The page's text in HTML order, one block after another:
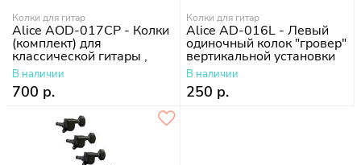
Колки для гитар
Alice AOD-017CP - Колки
(комплект) для
классической гитары ,
покрытие никель
В наличии
700 р.
Колки для гитар
Alice AD-016L - Левый
одиночный колок "гровер"
вертикальной установки
(для акустики)
хромированный
В наличии
250 р.